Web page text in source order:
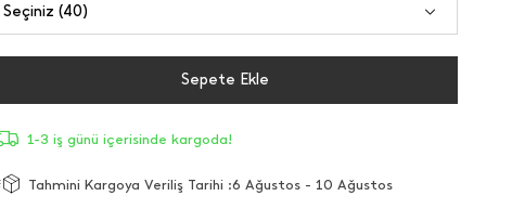
Seçiniz (40)
Sepete Ekle
1-3 iş günü içerisinde kargoda!
Tahmini Kargoya Veriliş Tarihi :6 Ağustos - 10 Ağustos